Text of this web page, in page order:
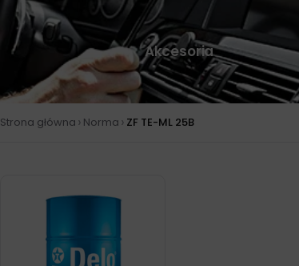
Akcesoria
Strona główna › Norma › ZF TE-ML 25B